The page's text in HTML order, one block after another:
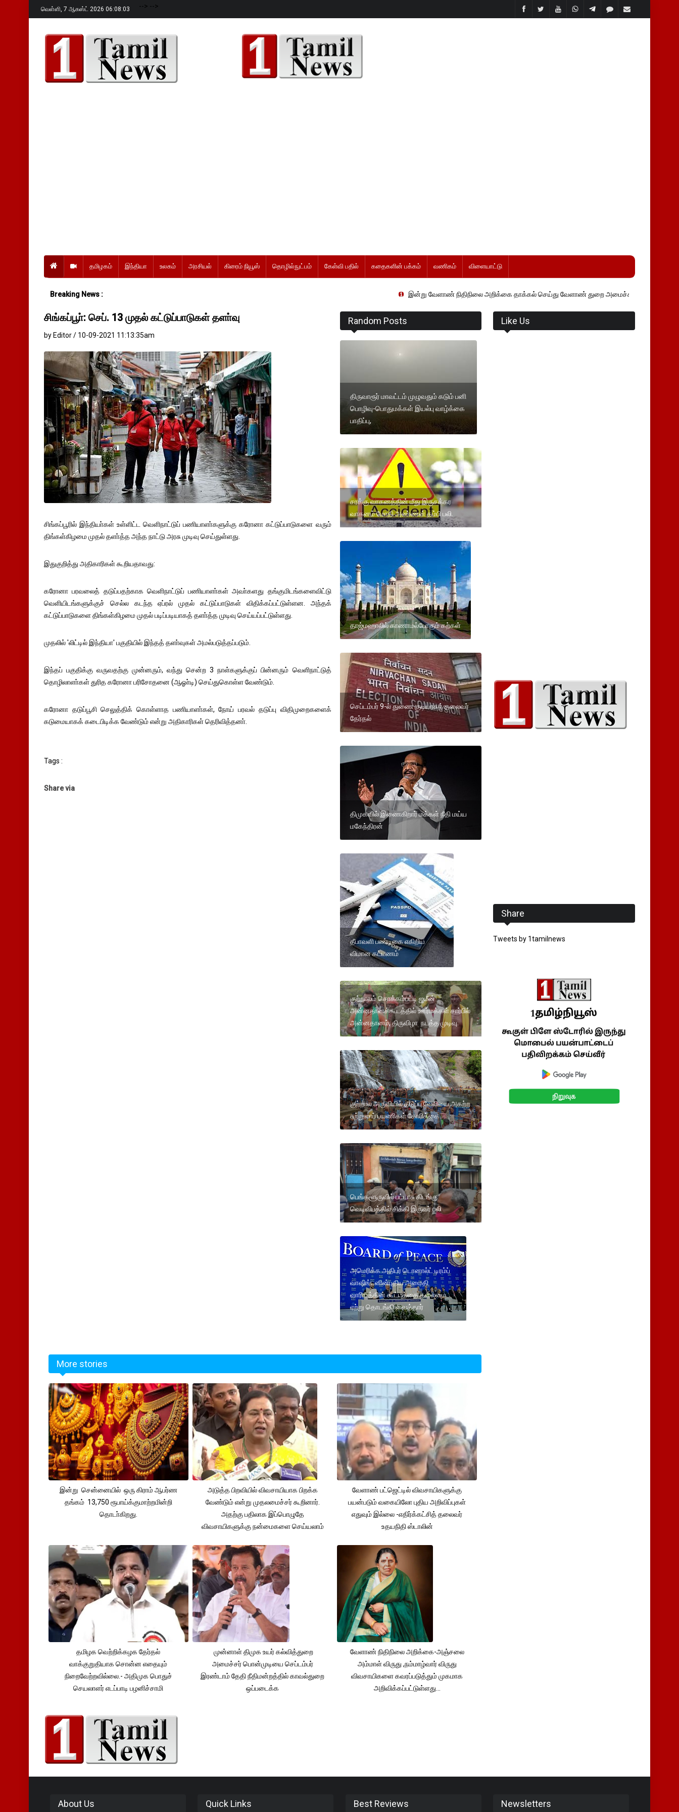
வெள்ளி, 7 ஆகஸ்ட் 2026 06:08:04 --> -->
தமிழகம் இந்தியா உலகம் அரசியல் கிரைம் நியூஸ் தொழில்நுட்பம் கேள்வி பதில் கதைகளின் பக்கம் வணிகம் விளையாட்டு
Breaking News : இன்று வேளாண் நிதிநிலை அறிக்கை தாக்கல் செய்து வேளாண் துறை அமைச்சர் வினோத் வாசித்து
சிங்கப்பூா்: செப். 13 முதல் கட்டுப்பாடுகள் தளா்வு
by Editor / 10-09-2021 11:13:35am
சிங்கப்பூரில் இந்தியா்கள் உள்ளிட்ட வெளிநாட்டுப் பணியாளா்களுக்கு கரோனா கட்டுப்பாடுகளை வரும்
திங்கள்கிழமை முதல் தளா்த்த அந்த நாட்டு அரசு முடிவு செய்துள்ளது.
இதுகுறித்து அதிகாரிகள் கூறியதாவது:
கரோனா பரவலைத் தடுப்பதற்காக வெளிநாட்டுப் பணியாளா்கள் அவா்களது தங்குமிடங்களைவிட்டு
வெளியிடங்களுக்குச் செல்ல கடந்த ஏப்ரல் முதல் கட்டுப்பாடுகள் விதிக்கப்பட்டுள்ளன. அந்தக்
கட்டுப்பாடுகளை திங்கள்கிழமை முதல் படிப்படியாகத் தளா்த்த முடிவு செய்யப்பட்டுள்ளது.
முதலில் 'லிட்டில் இந்தியா' பகுதியில் இந்தத் தளா்வுகள் அமல்படுத்தப்படும்.
இந்தப் பகுதிக்கு வருவதற்கு முன்னரும், வந்து சென்ற 3 நாள்களுக்குப் பின்னரும் வெளிநாட்டுத்
தொழிலாளா்கள் துரித கரோனா பரிசோதனை (ஆஓா்டி) செய்துகொள்ள வேண்டும்.
கரோனா தடுப்பூசி செலுத்திக் கொள்ளாத பணியாளா்கள், நோய் பரவல் தடுப்பு விதிமுறைகளைக்
கடுமையாகக் கடைபிடிக்க வேண்டும் என்று அதிகாரிகள் தெரிவித்தனா்.
Tags :
Share via
Random Posts
திருவாரூர் மாவட்டம் முழுவதும் கடும் பனி
பொழிவு-பொதுமக்கள் இயல்பு வாழ்க்கை
பாதிப்பு,
சரக்கு வாகனத்தின் மீது இருசக்கர
வாகனம் மோதி அண்ணன் தம்பி பலி.
தாஜ்மஹாலில் காணாமல்போகும் கற்கள்
செப்டம்பர் 9-ல் துணை குடியரசுத் தலைவர்
தேர்தல்
திமுகவில் இணைகிறார் மக்கள் நீதி மய்ய
மகேந்திரன்
தீபாவளி பண்டிகை எகிறிய
விமான கட்டணம்
குற்றாலம் சொக்கம்பட்டி ஜமீன்
அன்னதானக்கூடத்தில் ஊர்மக்கள் சார்பில்
அன்னதானம், திருவிழா நடத்த முடிவு.
குற்றால அருவியில் தடுப்பு வேலியை அகற்ற
சுற்றுலாப் பயணிகள் கோரிக்கை.
பெங்களூருவில் பட்டாசு கிடங்கு
வெடிவிபத்தில் சிக்கி இருவர் பலி
அமெரிக்க அதிபர் டொனால்ட் டிரம்ப்
வாஷிங்டனின்புதிய அமைதி
வாரியத்தின் கூட்டத்தை தலைமை
ஏற்று தொடங்கி வைத்தார்
More stories
இன்று சென்னையில் ஒரு கிராம் ஆபர்ண
தங்கம் 13,750 ரூபாய்க்குமாற்றமின்றி
தொடா்கிறது.
அடுத்த பிறவியில் விவசாயியாக பிறக்க
வேண்டும் என்று முதலமைச்சர் கூறினார்.
அதற்கு பதிலாக இப்பொழுதே
விவசாயிகளுக்கு நன்மைகளை செய்யலாம்
வேளாண் பட்ஜெட்டில் விவசாயிகளுக்கு
பயன்படும் வகையிலோ புதிய அறிவிப்புகள்
எதுவும் இல்லை -எதிர்க்கட்சித் தலைவர்
உதயநிதி ஸ்டாலின்
தமிழக வெற்றிக்கழக தேர்தல்
வாக்குறுதியாக சொன்ன எதையும்
நிறைவேற்றவில்லை.- அதிமுக பொதுச்
செயலாளர் எடப்பாடி பழனிச்சாமி
முன்னாள் திமுக உயர் கல்வித்துறை
அமைச்சர் பொன்முடியை செப்டம்பர்
இரண்டாம் தேதி நீதிமன்றத்தில் காவல்துறை
ஒப்படைக்க
வேளாண் நிதிநிலை அறிக்கை-அஞ்சலை
அம்மாள் விருது ,நம்மாழ்வார் விருது
விவசாயிகளை கவரப்படுத்தும் முகமாக
அறிவிக்கப்பட்டுள்ளது...
Like Us
Share
Tweets by 1tamilnews
About Us Quick Links Best Reviews Newsletters